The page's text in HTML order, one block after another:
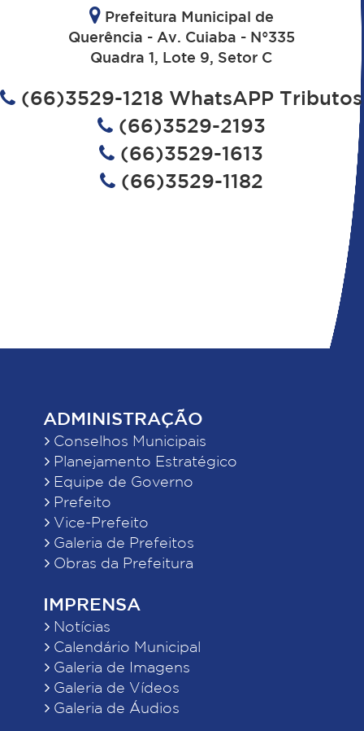
Prefeitura Municipal de
Querência - Av. Cuiaba - N°335
Quadra 1, Lote 9, Setor C
(66)3529-1218 WhatsAPP Tributos
(66)3529-2193
(66)3529-1613
(66)3529-1182
ADMINISTRAÇÃO
Conselhos Municipais
Planejamento Estratégico
Equipe de Governo
Prefeito
Vice-Prefeito
Galeria de Prefeitos
Obras da Prefeitura
IMPRENSA
Notícias
Calendário Municipal
Galeria de Imagens
Galeria de Vídeos
Galeria de Áudios